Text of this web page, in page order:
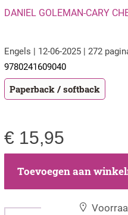
DANIEL GOLEMAN-CARY
Engels | 12-06-2025 | 272
9780241609040
Paperback / softback
€ 15,95
Toevoegen aan